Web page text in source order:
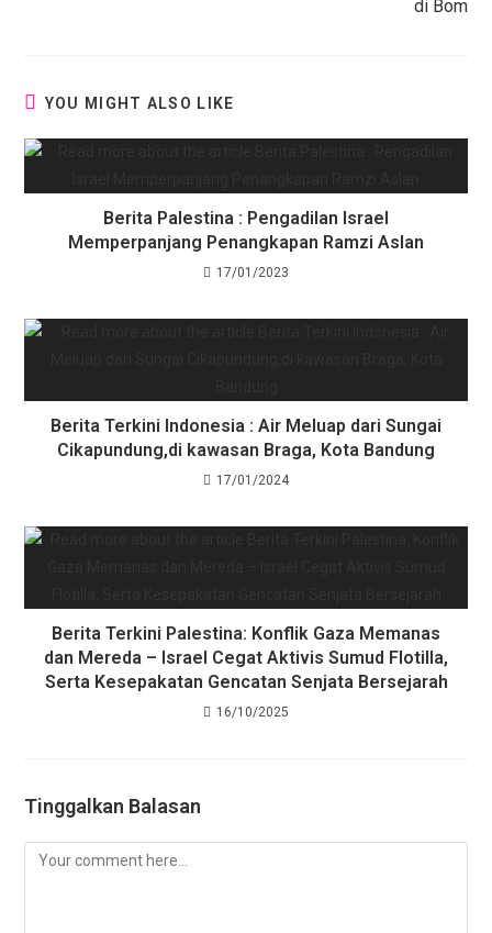
di Bom
YOU MIGHT ALSO LIKE
Berita Palestina : Pengadilan Israel
Memperpanjang Penangkapan Ramzi Aslan
17/01/2023
Berita Terkini Indonesia : Air Meluap dari Sungai
Cikapundung,di kawasan Braga, Kota Bandung
17/01/2024
Berita Terkini Palestina: Konflik Gaza Memanas
dan Mereda – Israel Cegat Aktivis Sumud Flotilla,
Serta Kesepakatan Gencatan Senjata Bersejarah
16/10/2025
Tinggalkan Balasan